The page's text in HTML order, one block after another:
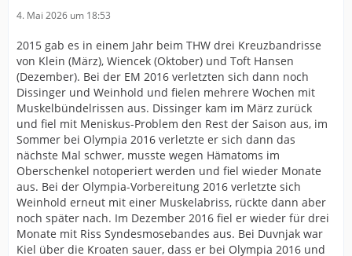
4. Mai 2026 um 18:53
2015 gab es in einem Jahr beim THW drei Kreuzbandrisse
von Klein (März), Wiencek (Oktober) und Toft Hansen
(Dezember). Bei der EM 2016 verletzten sich dann noch
Dissinger und Weinhold und fielen mehrere Wochen mit
Muskelbündelrissen aus. Dissinger kam im März zurück
und fiel mit Meniskus-Problem den Rest der Saison aus, im
Sommer bei Olympia 2016 verletzte er sich dann das
nächste Mal schwer, musste wegen Hämatoms im
Oberschenkel notoperiert werden und fiel wieder Monate
aus. Bei der Olympia-Vorbereitung 2016 verletzte sich
Weinhold erneut mit einer Muskelabriss, rückte dann aber
noch später nach. Im Dezember 2016 fiel er wieder für drei
Monate mit Riss Syndesmosebandes aus. Bei Duvnjak war
Kiel über die Kroaten sauer, dass er bei Olympia 2016 und